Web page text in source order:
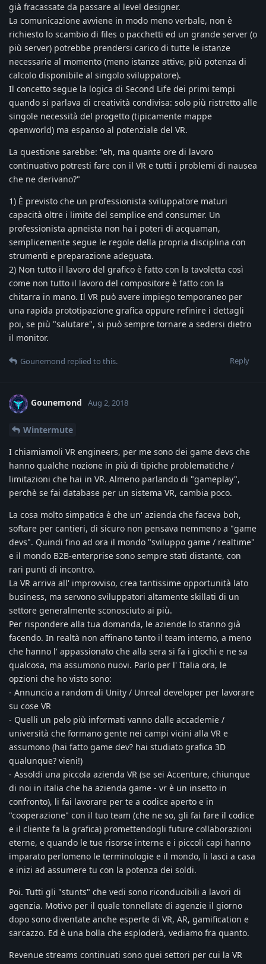
già fracassate da passare al level designer.
La comunicazione avviene in modo meno verbale, non è
richiesto lo scambio di files o pacchetti ed un grande server (o
più server) potrebbe prendersi carico di tutte le istanze
necessarie al momento (meno istanze attive, più potenza di
calcolo disponibile al singolo sviluppatore).
Il concetto segue la logica di Second Life dei primi tempi
quando si parlava di creatività condivisa: solo più ristretto alle
singole necessità del progetto (tipicamente mappe
openworld) ma espanso al potenziale del VR.
La questione sarebbe: "eh, ma quante ore di lavoro
continuativo potresti fare con il VR e tutti i problemi di nausea
che ne derivano?"
1) È previsto che un professionista sviluppatore maturi
capacità oltre i limite del semplice end consumer. Un
professionista apneista non ha i poteri di acquaman,
semplicemente segue le regole della propria disciplina con
strumenti e preparazione adeguata.
2) Non tutto il lavoro del grafico è fatto con la tavoletta così
come non tutto il lavoro del compositore è fatto con la
chitarra in mano. Il VR può avere impiego temporaneo per
una rapida prototipazione grafica oppure refinire i dettagli
poi, se più "salutare", si può sempre tornare a sedersi dietro
il monitor.
Reply
Gounemond replied to this.
Gounemond Aug 2, 2018
Wintermute
I chiamiamoli VR engineers, per me sono dei game devs che
hanno qualche nozione in più di tipiche problematiche /
limitazioni che hai in VR. Almeno parlando di "gameplay",
perchè se fai database per un sistema VR, cambia poco.
La cosa molto simpatica è che un' azienda che faceva boh,
softare per cantieri, di sicuro non pensava nemmeno a "game
devs". Quindi fino ad ora il mondo "sviluppo game / realtime"
e il mondo B2B-enterprise sono sempre stati distante, con
rari punti di incontro.
La VR arriva all' improvviso, crea tantissime opportunità lato
business, ma servono sviluppatori altamente skillati di un
settore generalmente sconosciuto ai più.
Per rispondere alla tua domanda, le aziende lo stanno già
facendo. In realtà non affinano tanto il team interno, a meno
che hanno l' appassionato che alla sera si fa i giochi e ne sa
qualcosa, ma assumono nuovi. Parlo per l' Italia ora, le
opzioni che ho visto sono:
- Annuncio a random di Unity / Unreal developer per lavorare
su cose VR
- Quelli un pelo più informati vanno dalle accademie /
università che formano gente nei campi vicini alla VR e
assumono (hai fatto game dev? hai studiato grafica 3D
qualunque? vieni!)
- Assoldi una piccola azienda VR (se sei Accenture, chiunque
di noi in italia che ha azienda game - vr è un insetto in
confronto), li fai lavorare per te a codice aperto e in
"cooperazione" con il tuo team (che ne so, gli fai fare il codice
e il cliente fa la grafica) promettendogli future collaborazioni
eterne, e quando le tue risorse interne e i piccoli capi hanno
imparato perlomeno le terminologie e il mondo, li lasci a casa
e inizi ad assumere tu con la potenza dei soldi.
Poi. Tutti gli "stunts" che vedi sono riconducibili a lavori di
agenzia. Motivo per il quale tonnellate di agenzie il giorno
dopo sono diventate anche esperte di VR, AR, gamification e
sarcazzo. Ed è una bolla che esploderà, vediamo fra quanto.
Revenue streams continuati sono quei settori per cui la VR